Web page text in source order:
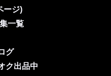
ージ)
一覧
グ
ク出品中